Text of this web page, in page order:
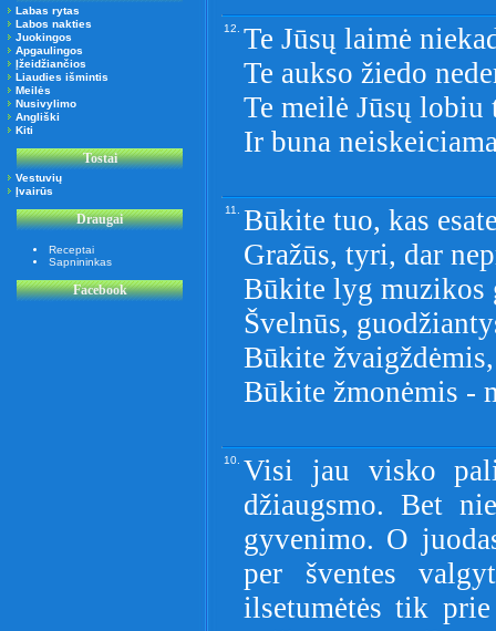
Labas rytas
Labos nakties
Juokingos
Apgaulingos
Įžeidžiančios
Liaudies išmintis
Meilės
Nusivylimo
Angliški
Kiti
Tostai
Vestuvių
Įvairūs
Draugai
Receptai
Sapnininkas
Facebook
12. Te Jūsų laimė
Te aukso žiedo
Te meilė Jūsų lobiu
Ir buna
11. Būkite tuo, kas
Gražūs, tyri, dar
Būkite lyg muzikos
Švelnūs,
Būkite
Būkite žmonėmis -
10. Visi jau visko
džiaugsmo. Bet
gyvenimo. O
per šventes
ilsetumėtės tik